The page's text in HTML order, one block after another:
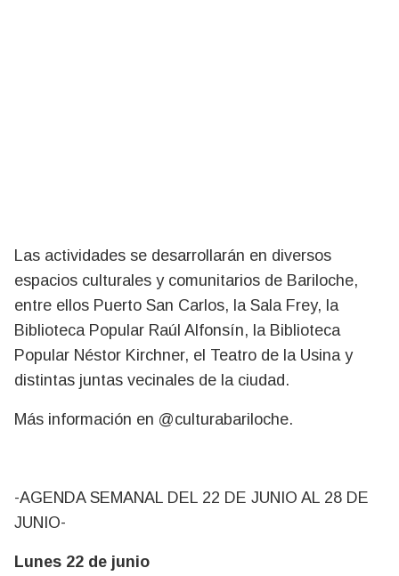
Las actividades se desarrollarán en diversos
espacios culturales y comunitarios de Bariloche,
entre ellos Puerto San Carlos, la Sala Frey, la
Biblioteca Popular Raúl Alfonsín, la Biblioteca
Popular Néstor Kirchner, el Teatro de la Usina y
distintas juntas vecinales de la ciudad.
Más información en @culturabariloche.
-AGENDA SEMANAL DEL 22 DE JUNIO AL 28 DE
JUNIO-
Lunes 22 de junio